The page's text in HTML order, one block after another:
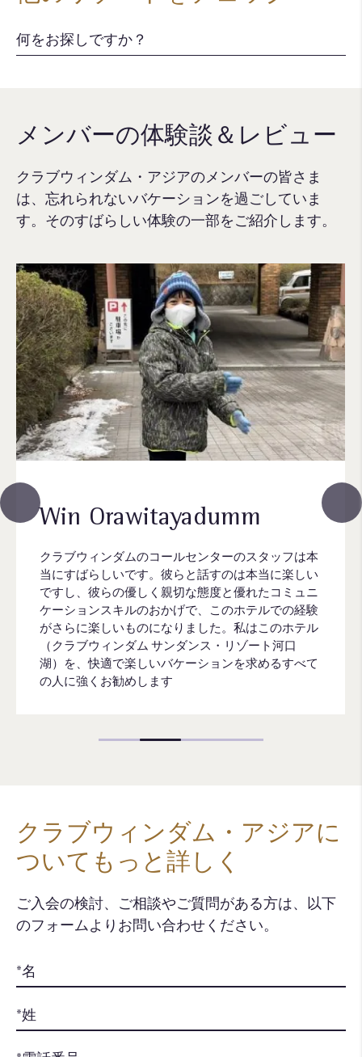
Win Orawitayadumm
クラブウィンダムのコールセンターのスタッフは本
当にすばらしいです。彼らと話すのは本当に楽しい
ですし、彼らの優しく親切な態度と優れたコミュニ
ケーションスキルのおかげで、このホテルでの経験
がさらに楽しいものになりました。私はこのホテル
（クラブウィンダム サンダンス・リゾート河口
湖）を、快適で楽しいバケーションを求めるすべて
の人に強くお勧めします
メンバーの体験談＆レビュー
クラブウィンダム・アジアのメンバーの皆さま
は、忘れられないバケーションを過ごしていま
す。そのすばらしい体験の一部をご紹介します。
クラブウィンダム・アジアに
ついてもっと詳しく
ご入会の検討、ご相談やご質問がある方は、以下
のフォームよりお問い合わせください。​